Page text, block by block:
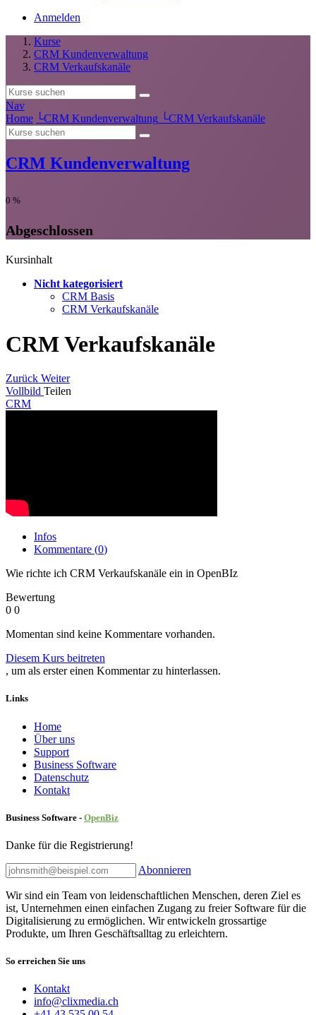
Anmelden
Kurse
CRM Kundenverwaltung
CRM Verkaufskanäle
Nav
Home └CRM Kundenverwaltung └CRM Verkaufskanäle
CRM Kundenverwaltung
0 %
Abgeschlossen
Kursinhalt
Nicht kategorisiert
CRM Basis
CRM Verkaufskanäle
CRM Verkaufskanäle
Zurück Weiter
Vollbild Teilen
CRM
Infos
Kommentare (0)
Wie richte ich CRM Verkaufskanäle ein in OpenBIz
Bewertung
0 0
Momentan sind keine Kommentare vorhanden.
Diesem Kurs beitreten
, um als erster einen Kommentar zu hinterlassen.
Links
Home
Über uns
Sup​port
Business Software
Datenschutz
Kontakt
Business Software - OpenBiz
Danke für die Registrierung!
Abonnieren
Wir sind ein Team von leidenschaftlichen Menschen, deren Ziel es
ist, Unternehmen einen einfachen Zugang zu freier Software für die
Digitalisierung zu ermöglichen. Wir entwickeln grossartige
Produkte, um Ihren Geschäftsalltag zu erleichtern.
So erreichen Sie uns
Kontakt
info@clixmedia.ch